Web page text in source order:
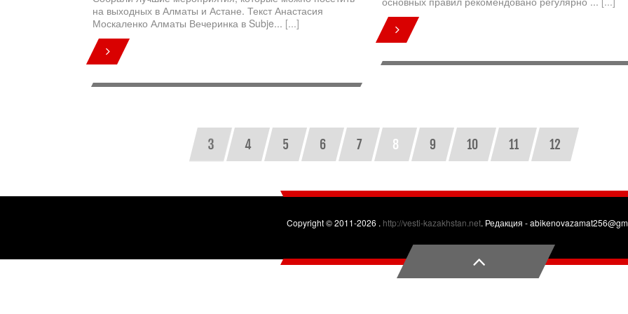
на выходных в Алматы и Астане. Текст Анастасия
Москаленко Алматы Вечеринка в Subje... [...]
3 4 5 6 7 8 9 10 11 12
Copyright © 2011-2026 . http://vesti-kazakhstan.net. Редакция -